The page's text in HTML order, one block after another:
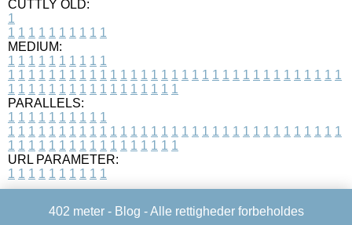
CUTTLY OLD:
1
1 1 1 1 1 1 1 1 1 1
MEDIUM:
1 1 1 1 1 1 1 1 1 1
1 1 1 1 1 1 1 1 1 1 1 1 1 1 1 1 1 1 1 1 1 1 1 1 1 1 1 1 1 1 1 1 1
1 1 1 1 1 1 1 1 1 1 1 1 1 1 1 1 1
PARALLELS:
1 1 1 1 1 1 1 1 1 1
1 1 1 1 1 1 1 1 1 1 1 1 1 1 1 1 1 1 1 1 1 1 1 1 1 1 1 1 1 1 1 1 1
1 1 1 1 1 1 1 1 1 1 1 1 1 1 1 1 1
URL PARAMETER:
1 1 1 1 1 1 1 1 1 1
402 meter - Blog - Alle rettigheder forbeholdes